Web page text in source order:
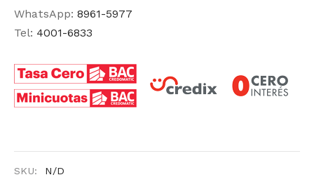
WhatsApp: 8961-5977
Tel: 4001-6833
SKU:
N/D